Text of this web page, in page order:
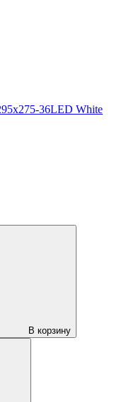
36LED White
В корзину